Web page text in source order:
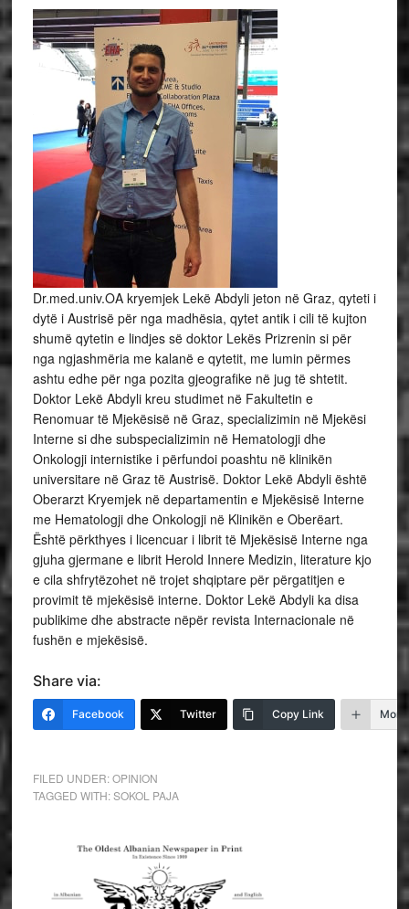
Dr.med.univ.OA kryemjek Lekë Abdyli jeton në Graz, qyteti i
dytë i Austrisë për nga madhësia, qytet antik i cili të kujton
shumë qytetin e lindjes së doktor Lekës Prizrenin si për
nga ngjashmëria me kalanë e qytetit, me lumin përmes
ashtu edhe për nga pozita gjeografike në jug të shtetit.
Doktor Lekë Abdyli kreu studimet në Fakultetin e
Renomuar të Mjekësisë në Graz, specializimin në Mjekësi
Interne si dhe subspecializimin në Hematologji dhe
Onkologji internistike i përfundoi poashtu në klinikën
universitare në Graz të Austrisë. Doktor Lekë Abdyli është
Oberarzt Kryemjek në departamentin e Mjekësisë Interne
me Hematologji dhe Onkologji në Klinikën e Oberëart.
Është përkthyes i licencuar i librit të Mjekësisë Interne nga
gjuha gjermane e librit Herold Innere Medizin, literature kjo
e cila shfrytëzohet në trojet shqiptare për përgatitjen e
provimit të mjekësisë interne. Doktor Lekë Abdyli ka disa
publikime dhe abstracte nëpër revista Internacionale në
fushën e mjekësisë.
Share via:
Facebook Twitter Copy Link More
FILED UNDER:OPINION
TAGGED WITH:SOKOL PAJA